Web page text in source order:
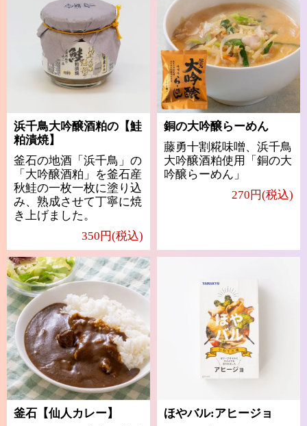
浜千鳥大吟醸酒粕の【鮭
粕漬焼】
釜石の地酒「浜千鳥」の
「大吟醸酒粕」を釜石産
秋鮭の一枚一枚に塗り込
み、熟成させて丁寧に焼
き上げました。
350円(税込)
銅の大吟醸らーめん
藤勇十割糀味噌、浜千鳥
大吟醸酒粕使用「銅の大
吟醸らーめん」
270円(税込)
釜石【仙人カレー】
ほやバル:アヒージョ